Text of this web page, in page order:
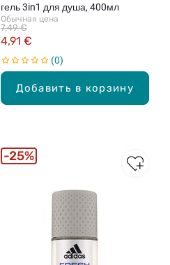
Добавить в корзину
гель 3in1 для душа, 400мл
Обычная цена
4,91 €
7,49 €
0
25%